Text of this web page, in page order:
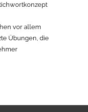
vor allem
Übungen, die